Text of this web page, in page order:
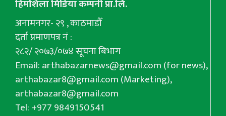
हिमशिला मिडिया कम्पनी प्रा.लि.
अनामनगर- २९ , काठमाडौँ
दर्ता प्रमाणपत्र नं :
२८२/ २०७३/०७४ सूचना बिभाग
Email:arthabazarnews@gmail.com(for news),
arthabazar8@gmail.com(Marketing),
arthabazar8@gmail.com
Tel: +977 9849150541